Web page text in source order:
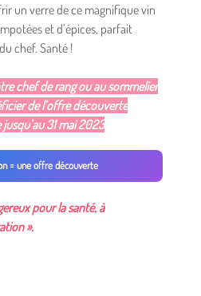
un verre de ce magnifique vin
et d’épices, parfait
chef. Santé !
chef de rang ou au sommelier
de l’offre découverte
31 mai 2023
= une offre découverte
pour la santé, à
».